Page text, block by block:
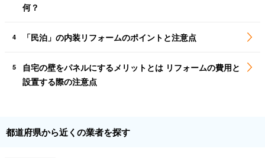
何？
4 「民泊」の内装リフォームのポイントと注意点
5
自宅の壁をパネルにするメリットとは リフォームの費用と
設置する際の注意点
都道府県から近くの業者を探す